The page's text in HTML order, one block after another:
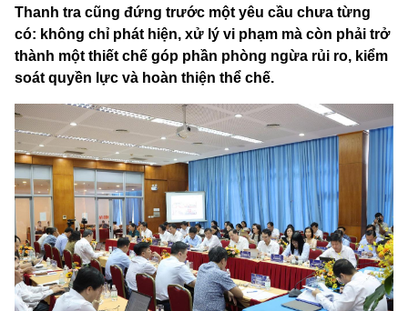
Thanh tra cũng đứng trước một yêu cầu chưa từng
có: không chỉ phát hiện, xử lý vi phạm mà còn phải trở
thành một thiết chế góp phần phòng ngừa rủi ro, kiểm
soát quyền lực và hoàn thiện thể chế.